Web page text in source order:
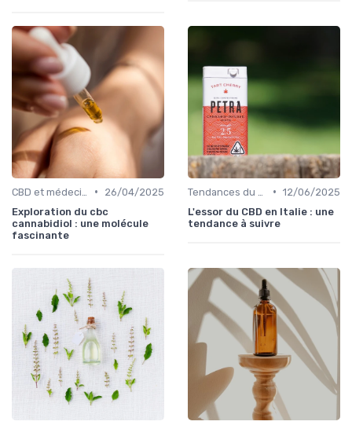
•
26/04/2025
Exploration du cbc
cannabidiol : une molécule
fascinante
• 12/06/2025
L'essor du CBD en Italie : une
tendance à suivre